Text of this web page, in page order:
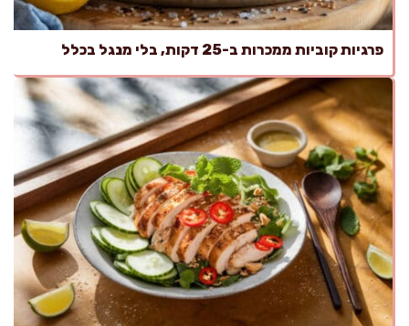
פרגיות קוביות ממכרות ב-25 דקות, בלי מנגל בכלל